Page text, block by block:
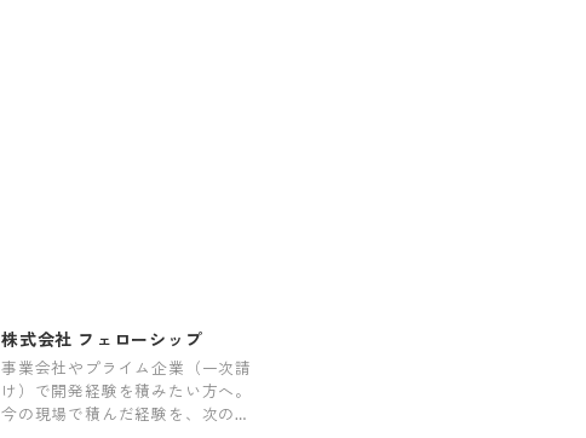
株式会社 フェローシップ
事業会社やプライム企業（一次請
け）で開発経験を積みたい方へ。
今の現場で積んだ経験を、次の一